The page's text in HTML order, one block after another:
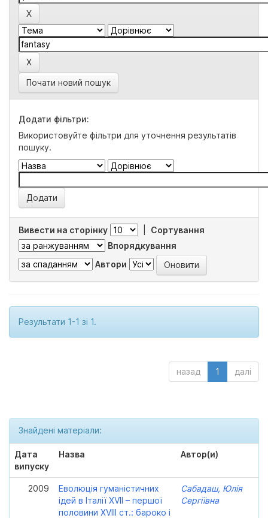
Почати новий пошук
Додати фільтри:
Використовуйте фільтри для уточнення результатів
пошуку.
Вивести на сторінку
Сортування
Впорядкування
Автори
Результати 1-1 зі 1.
назад 1 далі
Знайдені матеріали:
Дата
випуску
Назва Автор(и)
2009
Еволюція гуманістичних
ідей в Італії XVII – першої
половини XVIII ст.: бароко і
Сабадаш, Юлія
Сергіївна